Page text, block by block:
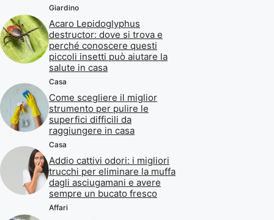
Giardino
Acaro Lepidoglyphus
destructor: dove si trova e
perché conoscere questi
piccoli insetti può aiutare la
salute in casa
Casa
Come scegliere il miglior
strumento per pulire le
superfici difficili da
raggiungere in casa
Casa
Addio cattivi odori: i migliori
trucchi per eliminare la muffa
dagli asciugamani e avere
sempre un bucato fresco
Affari